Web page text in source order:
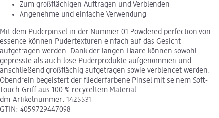
Zum großflächigen Auftragen und Verblenden
Angenehme und einfache Verwendung
Mit dem Puderpinsel in der Nummer 01 Powdered perfection von
essence können Pudertexturen einfach auf das Gesicht
aufgetragen werden. Dank der langen Haare können sowohl
gepresste als auch lose Puderprodukte aufgenommen und
anschließend großflächig aufgetragen sowie verblendet werden.
Obendrein begeistert der fliederfarbene Pinsel mit seinem Soft-
Touch-Griff aus 100 % recyceltem Material.
dm-Artikelnummer: 1425531
GTIN: 4059729447098